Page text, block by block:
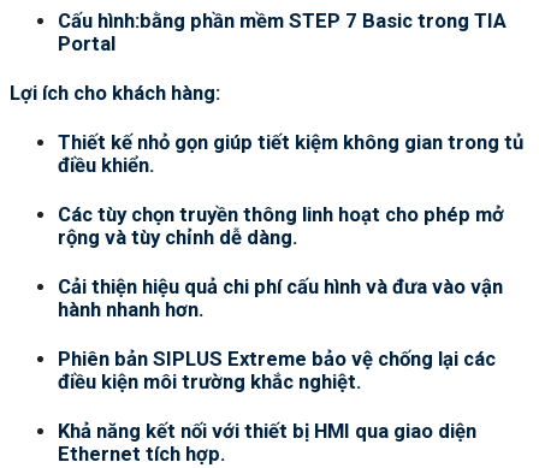
Cấu hình:bằng phần mềm STEP 7 Basic trong TIA
Portal
Lợi ích cho khách hàng:
Thiết kế nhỏ gọn giúp tiết kiệm không gian trong tủ
điều khiển.
Các tùy chọn truyền thông linh hoạt cho phép mở
rộng và tùy chỉnh dễ dàng.
Cải thiện hiệu quả chi phí cấu hình và đưa vào vận
hành nhanh hơn.
Phiên bản SIPLUS Extreme bảo vệ chống lại các
điều kiện môi trường khắc nghiệt.
Khả năng kết nối với thiết bị HMI qua giao diện
Ethernet tích hợp.